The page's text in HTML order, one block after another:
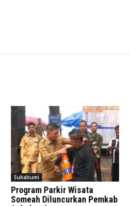
Sukabumi
Program Parkir Wisata
Someah Diluncurkan Pemkab